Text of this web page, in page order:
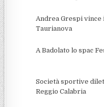
Andrea Grespi vince
Taurianova
A Badolato lo spac
Società sportive
Reggio Calabria